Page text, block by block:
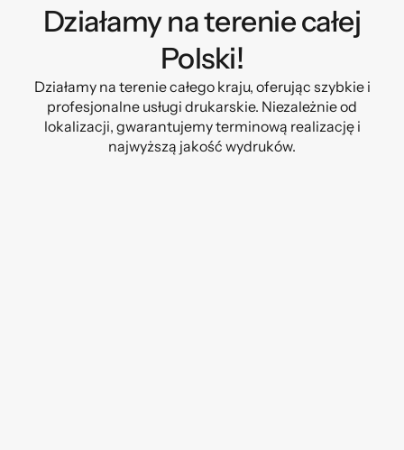
Działamy na terenie całej
Polski!
Działamy na terenie całego kraju, oferując szybkie i
profesjonalne usługi drukarskie. Niezależnie od
lokalizacji, gwarantujemy terminową realizację i
najwyższą jakość wydruków.